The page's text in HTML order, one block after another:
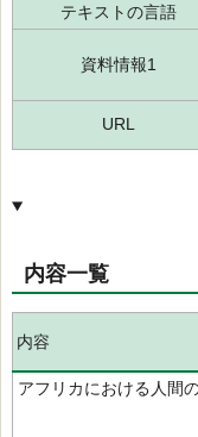
テキストの言語
資料情報1
URL
内容一覧
内容
アフリカにおける人間